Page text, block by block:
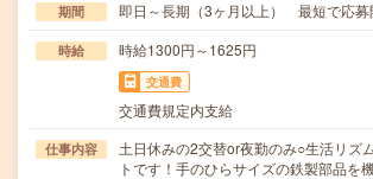
期間 即日～長期（3ヶ月以上） 最短で応募
時給 時給1300円～1625円
交通費
交通費規定内支給
仕事内容
土日休みの2交替or夜勤のみ○生活リズ
トです！手のひらサイズの鉄製部品を